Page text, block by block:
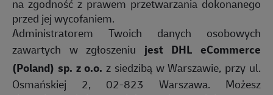
na zgodność z prawem przetwarzania dokonanego
przed jej wycofaniem.
Administratorem Twoich danych osobowych
zawartych w zgłoszeniu jest DHL eCommerce
(Poland) sp. z o.o. z siedzibą w Warszawie, przy ul.
Osmańskiej 2, 02-823 Warszawa. Możesz